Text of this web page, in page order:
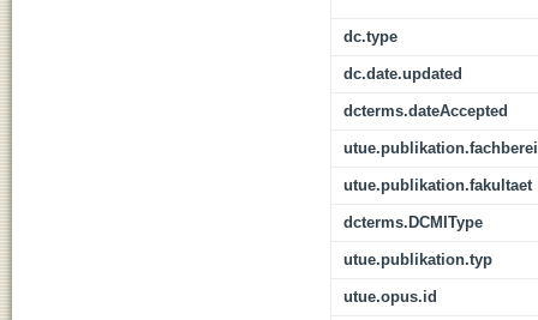
dc.type
dc.date.updated
dcterms.dateAccepted
utue.publikation.fakultaet
dcterms.DCMIType
utue.publikation.typ
utue.opus.id